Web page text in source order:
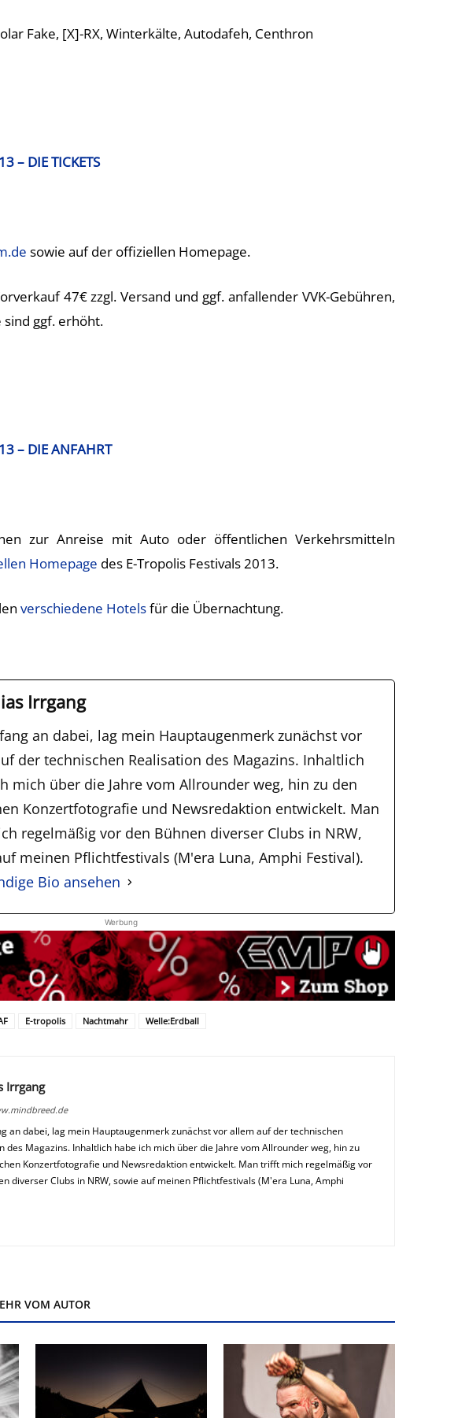
Fake, [X]-RX, Winterkälte, Autodafeh, Centhron
– DIE TICKETS
sowie auf der offiziellen Homepage.
47€ zzgl. Versand und ggf. anfallender VVK-Gebühren,
sind ggf. erhöht.
– DIE ANFAHRT
zur Anreise mit Auto oder öffentlichen Verkehrsmitteln
Homepage des E-Tropolis Festivals 2013.
verschiedene Hotelsfür die Übernachtung.
Irrgang
an dabei, lag mein Hauptaugenmerk zunächst vor
der technischen Realisation des Magazins. Inhaltlich
mich über die Jahre vom Allrounder weg, hin zu den
Konzertfotografie und Newsredaktion entwickelt. Man
regelmäßig vor den Bühnen diverser Clubs in NRW,
meinen Pflichtfestivals (M'era Luna, Amphi Festival).
Bio ansehen
Werbung
E-tropolis Nachtmahr Welle:Erdball
Irrgang
an dabei, lag mein Hauptaugenmerk zunächst vor allem auf der technischen
des Magazins. Inhaltlich habe ich mich über die Jahre vom Allrounder weg, hin zu
Konzertfotografie und Newsredaktion entwickelt. Man trifft mich regelmäßig vor
diverser Clubs in NRW, sowie auf meinen Pflichtfestivals (M'era Luna, Amphi
VOM AUTOR